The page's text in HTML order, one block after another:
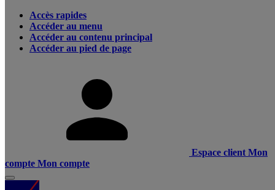
Accès rapides
Accéder au menu
Accéder au contenu principal
Accéder au pied de page
Espace client Mon
compte Mon compte